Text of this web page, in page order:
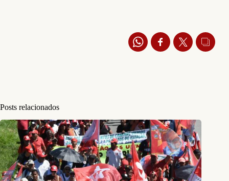
Posts relacionados